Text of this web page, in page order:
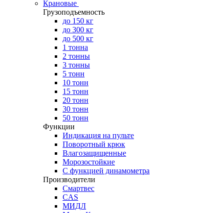
Крановые
Грузоподъемность
до 150 кг
до 300 кг
до 500 кг
1 тонна
2 тонны
3 тонны
5 тонн
10 тонн
15 тонн
20 тонн
30 тонн
50 тонн
Функции
Индикация на пульте
Поворотный крюк
Влагозащищенные
Морозостойкие
С функцией динамометра
Производители
Смартвес
CAS
МИДЛ